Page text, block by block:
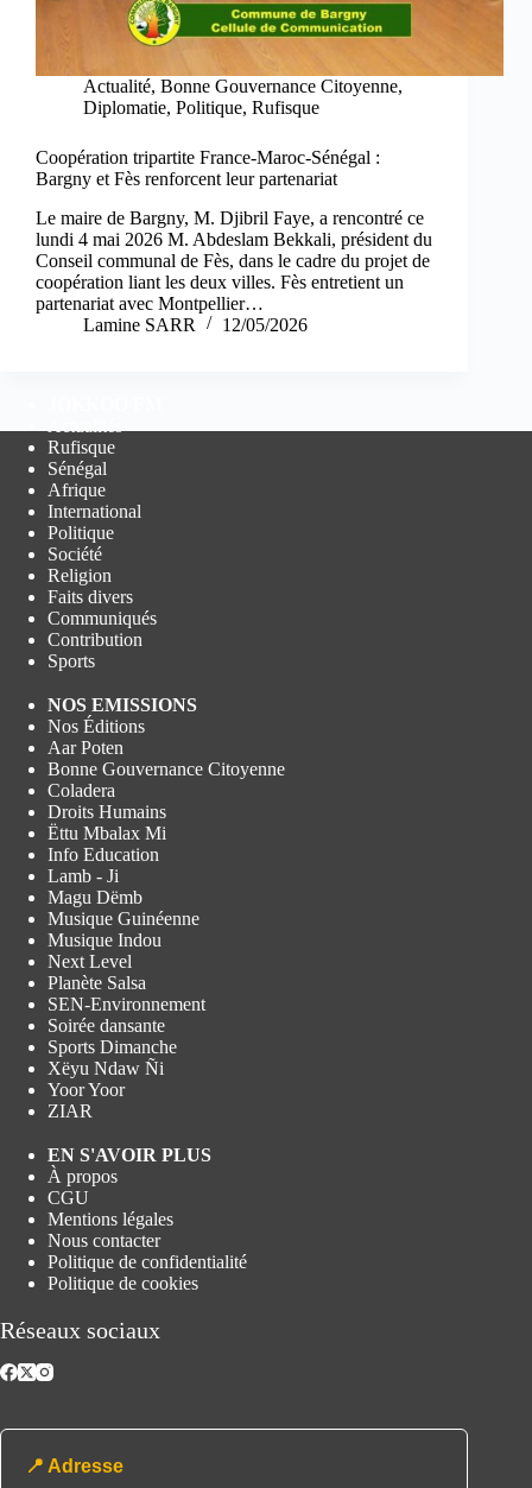
Actualité, Bonne Gouvernance Citoyenne,
Diplomatie, Politique, Rufisque
Coopération tripartite France-Maroc-Sénégal :
Bargny et Fès renforcent leur partenariat
Le maire de Bargny, M. Djibril Faye, a rencontré ce
lundi 4 mai 2026 M. Abdeslam Bekkali, président du
Conseil communal de Fès, dans le cadre du projet de
coopération liant les deux villes. Fès entretient un
partenariat avec Montpellier…
Lamine SARR
12/05/2026
Rufisque
Sénégal
Afrique
International
Politique
Société
Religion
Faits divers
Communiqués
Contribution
Sports
NOS EMISSIONS
Nos Éditions
Aar Poten
Bonne Gouvernance Citoyenne
Coladera
Droits Humains
Ëttu Mbalax Mi
Info Education
Lamb - Ji
Magu Dëmb
Musique Guinéenne
Musique Indou
Next Level
Planète Salsa
SEN-Environnement
Soirée dansante
Sports Dimanche
Xëyu Ndaw Ñi
Yoor Yoor
ZIAR
EN S'AVOIR PLUS
À propos
CGU
Mentions légales
Nous contacter
Politique de confidentialité
Politique de cookies
Réseaux sociaux
📍 Adresse